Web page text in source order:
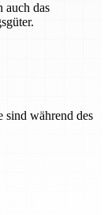
auch das
sind während des